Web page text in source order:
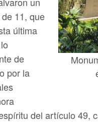
11, que
última
de
por la
del artículo 49,